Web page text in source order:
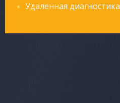
Удаленная диагностика